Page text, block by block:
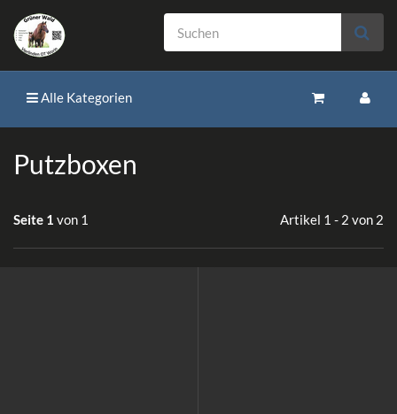
Alle Kategorien
Putzboxen
Seite 1 von 1 Artikel 1 - 2 von 2